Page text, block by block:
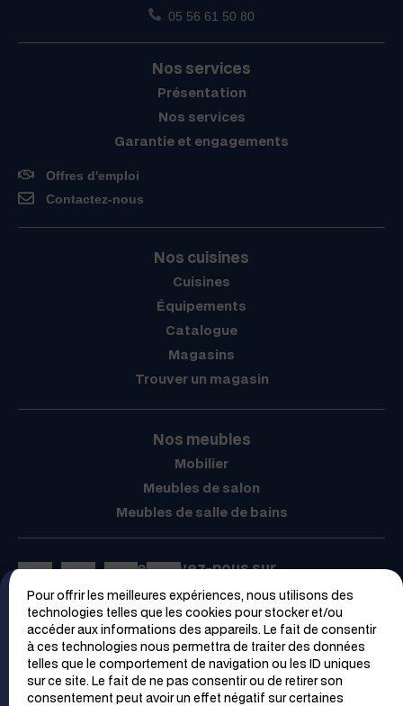
Pour offrir les meilleures expériences, nous utilisons des
technologies telles que les cookies pour stocker et/ou
accéder aux informations des appareils. Le fait de consentir
à ces technologies nous permettra de traiter des données
telles que le comportement de navigation ou les ID uniques
sur ce site. Le fait de ne pas consentir ou de retirer son
consentement peut avoir un effet négatif sur certaines
05 56 61 50 80
Nos services
Présentation
Nos services
Garantie et engagements
Offres d'emploi
Contactez-nous
Nos cuisines
Cuisines
Équipements
Catalogue
Magasins
Trouver un magasin
Nos meubles
Mobilier
Meubles de salon
Meubles de salle de bains
Retrouvez-nous sur
Espace PRO